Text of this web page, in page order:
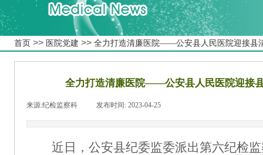
首页 >> 医院党建 >> 全力打造清廉医院——公安县人民医院迎接县
全力打造清廉医院——公安县人民医院迎接
来源:纪检监察科 发布时间: 2023-04-25
近日，公安县纪委监委派出第六纪检